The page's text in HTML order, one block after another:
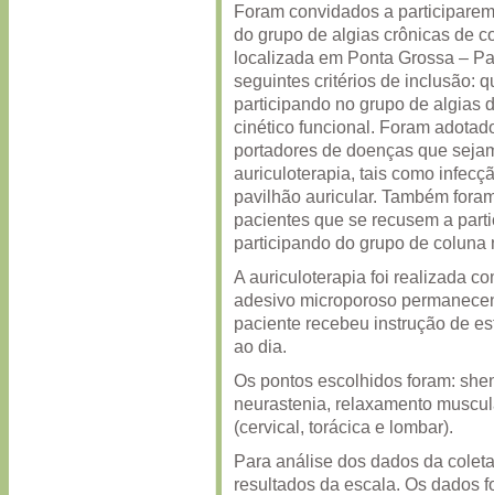
Foram convidados a
do grupo de algias crônicas de
localizada em Ponta Grossa –
seguintes critérios de inclusão:
participando no grupo de algias
cinético funcional. Foram
portadores de doenças que
auriculoterapia, tais como
pavilhão auricular. Também
pacientes que se recusem a
participando do grupo de coluna
A auriculoterapia foi realizada
adesivo microporoso
paciente recebeu instrução de
ao dia.
Os pontos escolhidos foram:
neurastenia, relaxamento
(cervical, torácica e lombar).
Para análise dos dados da
resultados da escala. Os dados